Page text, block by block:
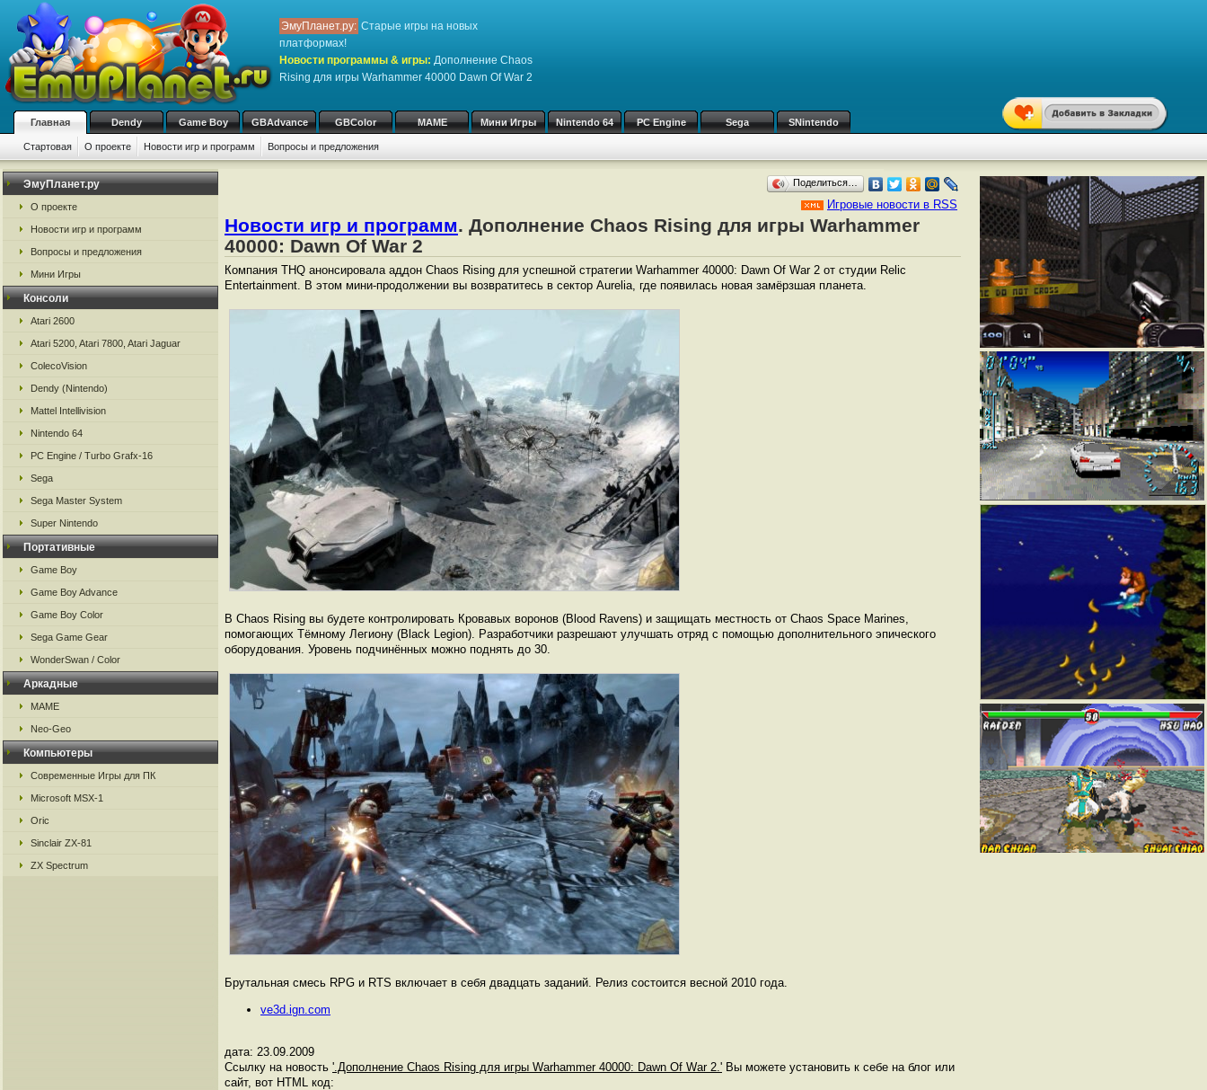
ЭмуПланет.ру: Старые игры на новых
платформах!
Новости программы & игры: Дополнение Chaos
Rising для игры Warhammer 40000 Dawn Of War 2
Главная Dendy Game Boy GBAdvance GBColor MAME Мини Игры Nintendo 64 PC Engine Sega SNintendo
Стартовая О проекте Новости игр и программ Вопросы и предложения
ЭмуПланет.ру
О проекте
Новости игр и программ
Вопросы и предложения
Мини Игры
Консоли
Atari 2600
Atari 5200, Atari 7800, Atari Jaguar
ColecoVision
Dendy (Nintendo)
Mattel Intellivision
Nintendo 64
PC Engine / Turbo Grafx-16
Sega
Sega Master System
Super Nintendo
Портативные
Game Boy
Game Boy Advance
Game Boy Color
Sega Game Gear
WonderSwan / Color
Аркадные
MAME
Neo-Geo
Компьютеры
Современные Игры для ПК
Microsoft MSX-1
Oric
Sinclair ZX-81
ZX Spectrum
Поделиться…
Игровые новости в RSS
Новости игр и программ. Дополнение Chaos Rising для игры Warhammer
40000: Dawn Of War 2
Компания THQ анонсировала аддон Chaos Rising для успешной стратегии Warhammer 40000: Dawn Of War 2 от студии Relic
Entertainment. В этом мини-продолжении вы возвратитесь в сектор Aurelia, где появилась новая замёрзшая планета.
В Chaos Rising вы будете контролировать Кровавых воронов (Blood Ravens) и защищать местность от Chaos Space Marines,
помогающих Тёмному Легиону (Black Legion). Разработчики разрешают улучшать отряд с помощью дополнительного эпического
оборудования. Уровень подчинённых можно поднять до 30.
Брутальная смесь RPG и RTS включает в себя двадцать заданий. Релиз состоится весной 2010 года.
ve3d.ign.com
дата: 23.09.2009
Ссылку на новость '.Дополнение Chaos Rising для игры Warhammer 40000: Dawn Of War 2.' Вы можете установить к себе на блог или
сайт, вот HTML код: